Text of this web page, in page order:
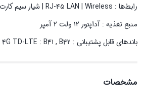
رابط‌ها : RJ-۴۵ LAN | Wireless | شیار سیم کارت
منبع تغذیه : آداپتور ۱۲ ولت ۲ آمپر
باندهای قابل پشتیبانی : ۴G FDD : B۱,B۱۸ ۴G TD-LTE : B۴۱ , B۴۲
مشخصات